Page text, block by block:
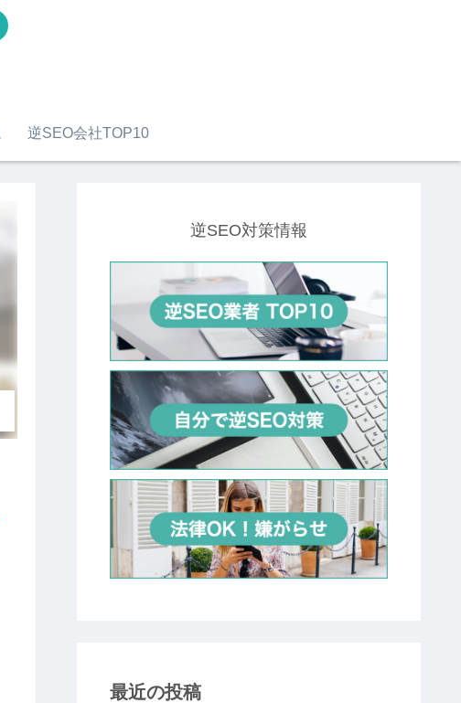
逆SEO会社TOP10
逆SEO対策情報
最近の投稿